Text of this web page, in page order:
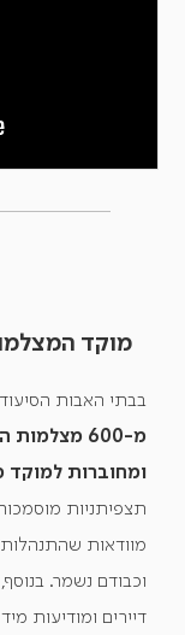
מוקד
בבתי האבות
ומחוברות למוקד
תצפיתניות
מוודאות שהתנהלות
וכבודם נשמר.
דיירים ומודיעות